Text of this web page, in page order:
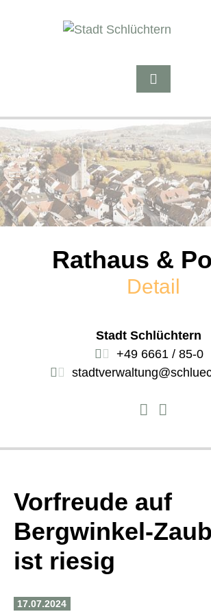
Rathaus &
Detail
Stadt Schlüchtern
+49 6661 / 85-0
Vorfreude auf
Bergwinkel-
ist riesig
17.07.2024